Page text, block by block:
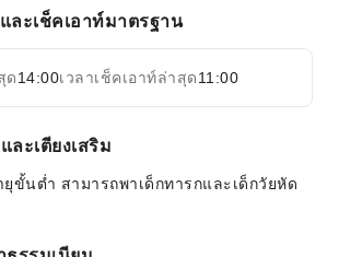
ล
ความปลอดภัย
ขยายทั้งหมด
ละเช็คเอาท์มาตรฐาน
ด14:00เวลาเช็คเอาท์ล่าสุด11:00
ละเตียงเสริม
ขั้นต่ำ สามารถพาเด็กทารกและเด็กวัยหัด